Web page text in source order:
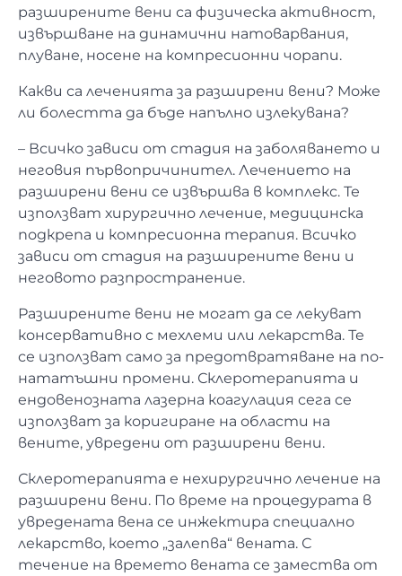
разширените вени са физическа активност,
извършване на динамични натоварвания,
плуване, носене на компресионни чорапи.
Какви са леченията за разширени вени? Може
ли болестта да бъде напълно излекувана?
– Всичко зависи от стадия на заболяването и
неговия първопричинител. Лечението на
разширени вени се извършва в комплекс. Те
използват хирургично лечение, медицинска
подкрепа и компресионна терапия. Всичко
зависи от стадия на разширените вени и
неговото разпространение.
Разширените вени не могат да се лекуват
консервативно с мехлеми или лекарства. Те
се използват само за предотвратяване на по-
нататъшни промени. Склеротерапията и
ендовенозната лазерна коагулация сега се
използват за коригиране на области на
вените, увредени от разширени вени.
Склеротерапията е нехирургично лечение на
разширени вени. По време на процедурата в
увредената вена се инжектира специално
лекарство, което „залепва“ вената. С
течение на времето вената се замества от